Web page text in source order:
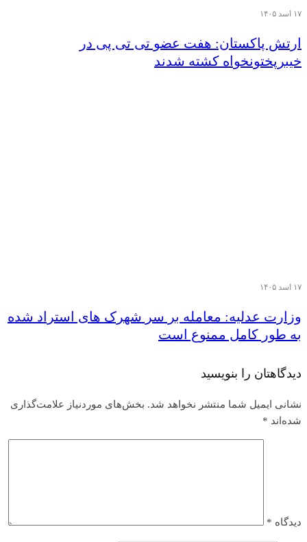
۱۷ اسد ۱۴۰۵
ارتش پاکستان: هفت عضو تی تی پی در
خیبرپختونخواه کشته شدند
۱۷ اسد ۱۴۰۵
وزارت عدلیه: معامله بر سر شهرک های استراد شده
به طور کامل ممنوع است
دیدگاهتان را بنویسید
نشانی ایمیل شما منتشر نخواهد شد. بخش‌های موردنیاز علامت‌گذاری
شده‌اند *
دیدگاه *